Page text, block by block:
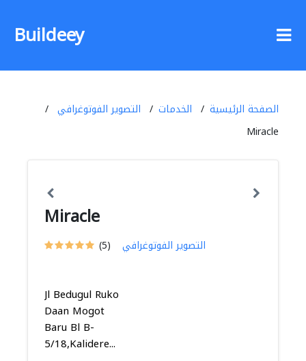
Buildeey
الصفحة الرئيسية الخدمات
التصوير الفوتوغرافي
Miracle
Miracle
(5) التصوير الفوتوغرافي
Jl Bedugul Ruko
Daan Mogot
Baru Bl B-
5/18,Kalidere...